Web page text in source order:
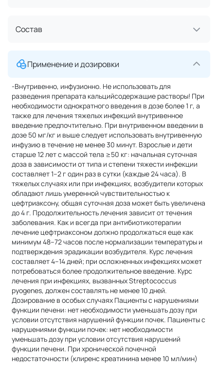
Состав
Применение и дозировки
-Внутривенно, инфузионно. Не использовать для
разведения препарата кальцийсодержащие растворы! При
необходимости однократного введения в дозе более 1 г, а
также для лечения тяжелых инфекций внутривенное
введение предпочтительно. При внутривенном введении в
дозе 50 мг/кг и выше следует использовать внутривенную
инфузию в течение не менее 30 минут. Взрослые и дети
старше 12 лет с массой тела ≥50 кг: начальная суточная
доза в зависимости от типа и степени тяжести инфекции
составляет 1–2 г один раз в сутки (каждые 24 часа). В
тяжелых случаях или при инфекциях, возбудители которых
обладают лишь умеренной чувствительностью к
цефтриаксону, общая суточная доза может быть увеличена
до 4 г. Продолжительность лечения зависит от течения
заболевания. Как и всегда при антибиотикотерапии
лечение цефтриаксоном должно продолжаться еще как
минимум 48–72 часов после нормализации температуры и
подтверждения эрадикации возбудителя. Курс лечения
составляет 4–14 дней; при осложненных инфекциях может
потребоваться более продолжительное введение. Курс
лечения при инфекциях, вызванных Streptococcus
pyogenes, должен составлять не менее 10 дней.
Дозирование в особых случаях Пациенты с нарушениями
функции печени: нет необходимости уменьшать дозу при
условии отсутствия нарушений функции почек. Пациенты с
нарушениями функции почек: нет необходимости
уменьшать дозу при условии отсутствия нарушений
функции печени. При хронической почечной
недостаточности (клиренс креатинина менее 10 мл/мин)